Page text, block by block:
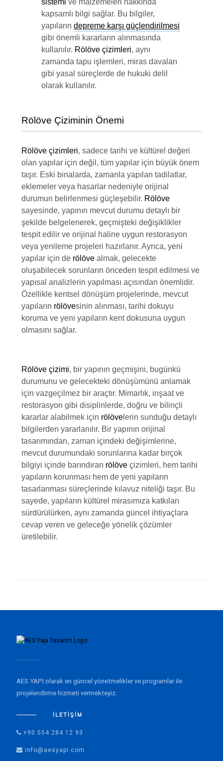
sistemi ve malzemeleri hakkında
kapsamlı bilgi sağlar. Bu bilgiler,
yapıların depreme karşı güçlendirilmesi
gibi önemli kararların alınmasında
kullanılır. Rölöve çizimleri, aynı
zamanda tapu işlemleri, miras davaları
gibi yasal süreçlerde de hukuki delil
olarak kullanılır.
Rölöve Çiziminin Önemi
Rölöve çizimleri, sadece tarihi ve kültürel değeri
olan yapılar için değil, tüm yapılar için büyük önem
taşır. Eski binalarda, zamanla yapılan tadilatlar,
eklemeler veya hasarlar nedeniyle orijinal
durumun belirlenmesi güçleşebilir. Rölöve
sayesinde, yapının mevcut durumu detaylı bir
şekilde belgelenerek, geçmişteki değişiklikler
tespit edilir ve orijinal haline uygun restorasyon
veya yenileme projeleri hazırlanır. Ayrıca, yeni
yapılar için de rölövealmak, gelecekte
oluşabilecek sorunların önceden tespit edilmesi ve
yapısal analizlerin yapılması açısından önemlidir.
Özellikle kentsel dönüşüm projelerinde, mevcut
yapıların rölövesinin alınması, tarihi dokuyu
koruma ve yeni yapıların kent dokusuna uygun
olmasını sağlar.
Rölöve çizimi, bir yapının geçmişini, bugünkü
durumunu ve gelecekteki dönüşümünü anlamak
için vazgeçilmez bir araçtır. Mimarlık, inşaat ve
restorasyon gibi disiplinlerde, doğru ve bilinçli
kararlar alabilmek için rölövelerin sunduğu detaylı
bilgilerden yararlanılır. Bir yapının orijinal
tasarımından, zaman içindeki değişimlerine,
mevcut durumundaki sorunlarına kadar birçok
bilgiyi içinde barındıran rölöve çizimleri, hem tarihi
yapıların korunması hem de yeni yapıların
tasarlanması süreçlerinde kılavuz niteliği taşır. Bu
sayede, yapıların kültürel mirasımıza katkıları
sürdürülürken, aynı zamanda güncel ihtiyaçlara
cevap veren ve geleceğe yönelik çözümler
üretilebilir.
AES YAPI olarak en güncel yönetmelikler ve programlar ile
projelendirme hizmeti vermekteyiz.
İLETIŞIM
+90 554 284 12 93
info@aesyapi.com